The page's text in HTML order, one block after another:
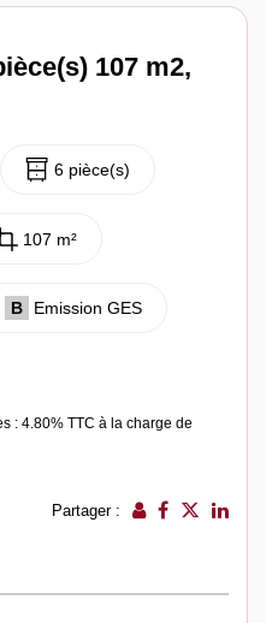
107 m2,
6 pièce(s)
107 m²
B Emission GES
: 4.80% TTC à la charge de
Partager :